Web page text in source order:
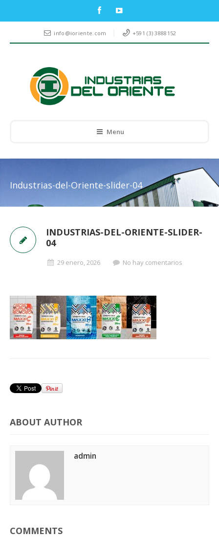
info@ioriente.com +591 (3) 3888152
Menu
Industrias-del-Oriente-slider-04
INDUSTRIAS-DEL-ORIENTE-SLIDER-
04
29 enero, 2026 No hay comentarios
ABOUT AUTHOR
admin
COMMENTS